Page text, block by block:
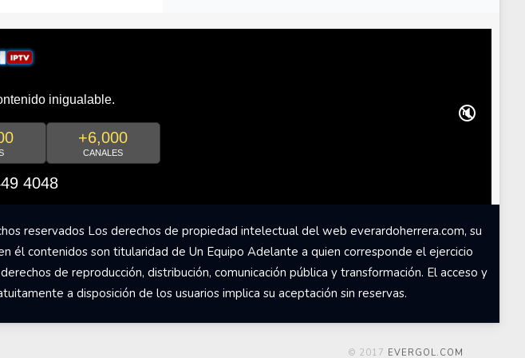
inigualable.
+6,000
CANALES
4048
🔇
reservados Los derechos de propiedad intelectual del web everardoherrera.com, su
contenidos son titularidad de Un Equipo Adelante a quien corresponde el ejercicio
de reproducción, distribución, comunicación pública y transformación. El acceso y
a disposición de los usuarios implica su aceptación sin reservas.
© 2017 EVERGOL.COM